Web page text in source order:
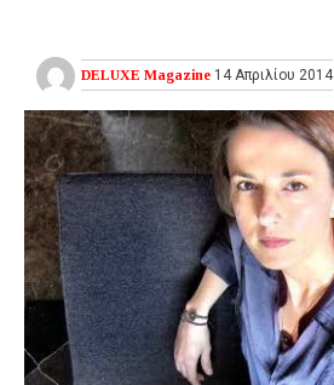
DELUXE Magazine 14 Απριλίου 2014